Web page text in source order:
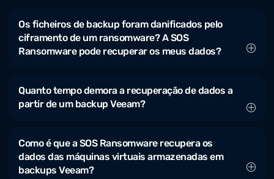
Os ficheiros de backup foram danificados pelo
ciframento de um ransomware? A SOS
Ransomware pode recuperar os meus dados?
Quanto tempo demora a recuperação de dados a
partir de um backup Veeam?
Como é que a SOS Ransomware recupera os
dados das máquinas virtuais armazenadas em
backups Veeam?